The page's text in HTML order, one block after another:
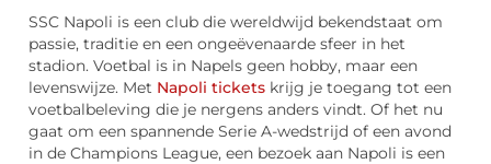
SSC Napoli is een club die wereldwijd bekendstaat om
passie, traditie en een ongeëvenaarde sfeer in het
stadion. Voetbal is in Napels geen hobby, maar een
levenswijze. Met Napoli tickets krijg je toegang tot een
voetbalbeleving die je nergens anders vindt. Of het nu
gaat om een spannende Serie A-wedstrijd of een avond
in de Champions League, een bezoek aan Napoli is een